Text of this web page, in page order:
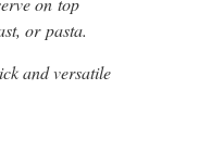
or pasta.
and versatile